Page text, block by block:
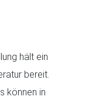
hält ein
bereit.
können in